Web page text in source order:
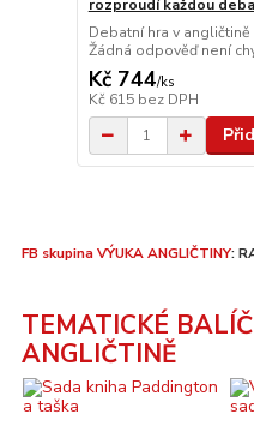
rozproudí každou
Debatní hra v angličtině
Žádná odpověď není
Kč 744/ks
Kč 615 bez DPH
FB skupina VÝUKA ANGLIČTINY:
TEMATICKÉ
ANGLIČTINĚ